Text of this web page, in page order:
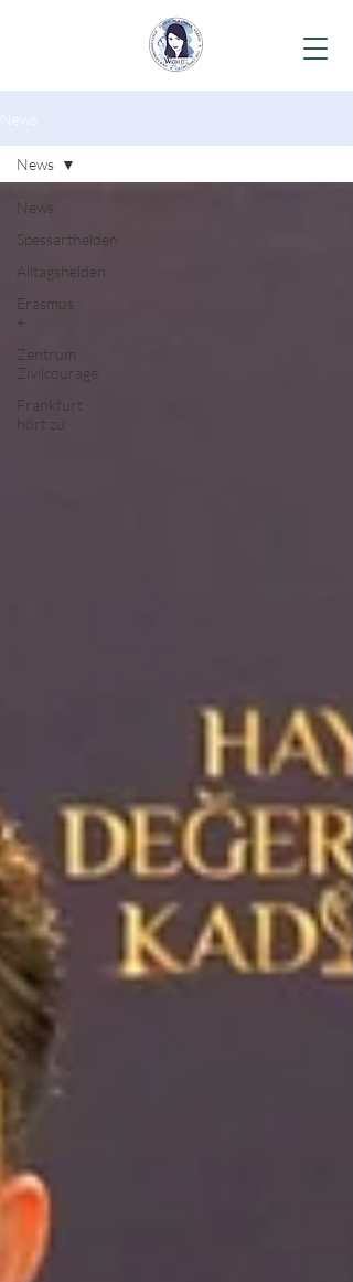
News
News
Spessarthelden
Alltagshelden
Erasmus
+
Zentrum
Zivilcourage
Frankfurt
hört zu
News